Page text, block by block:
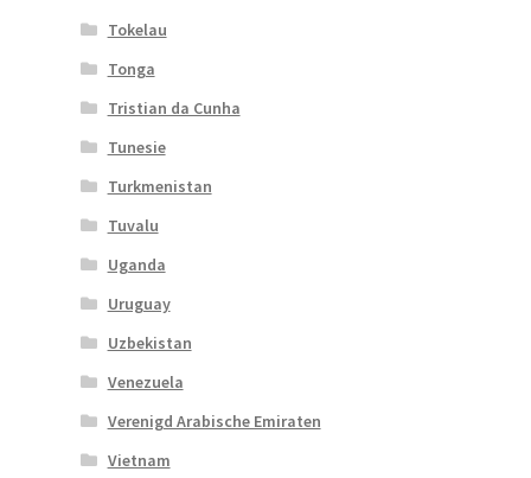
Tokelau
Tonga
Tristian da Cunha
Tunesie
Turkmenistan
Tuvalu
Uganda
Uruguay
Uzbekistan
Venezuela
Verenigd Arabische Emiraten
Vietnam